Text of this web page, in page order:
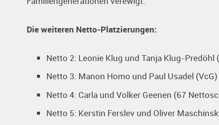
Die weiteren Netto-Platzierungen:
Netto 2: Leonie Klug und Tanja Klug-Predöhl
Netto 3: Manon Homo und Paul Usadel
Netto 4: Carla und Volker Geenen (67
Netto 5: Kerstin Ferslev und Oliver